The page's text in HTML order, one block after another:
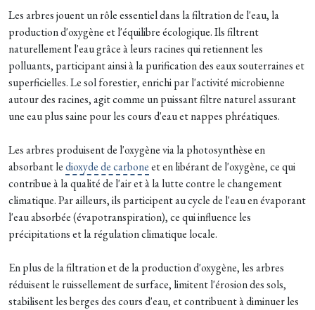
Les arbres jouent un rôle essentiel dans la filtration de l'eau, la
production d'oxygène et l'équilibre écologique. Ils filtrent
naturellement l'eau grâce à leurs racines qui retiennent les
polluants, participant ainsi à la purification des eaux souterraines et
superficielles. Le sol forestier, enrichi par l'activité microbienne
autour des racines, agit comme un puissant filtre naturel assurant
une eau plus saine pour les cours d'eau et nappes phréatiques.​
Les arbres produisent de l'oxygène via la photosynthèse en
absorbant ledioxyde de carboneet en libérant de l'oxygène, ce qui
contribue à la qualité de l'air et à la lutte contre le changement
climatique. Par ailleurs, ils participent au cycle de l'eau en évaporant
l'eau absorbée (évapotranspiration), ce qui influence les
précipitations et la régulation climatique locale.​
En plus de la filtration et de la production d'oxygène, les arbres
réduisent le ruissellement de surface, limitent l'érosion des sols,
stabilisent les berges des cours d'eau, et contribuent à diminuer les